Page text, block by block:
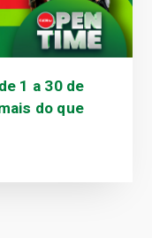
1 a 30 de
do que